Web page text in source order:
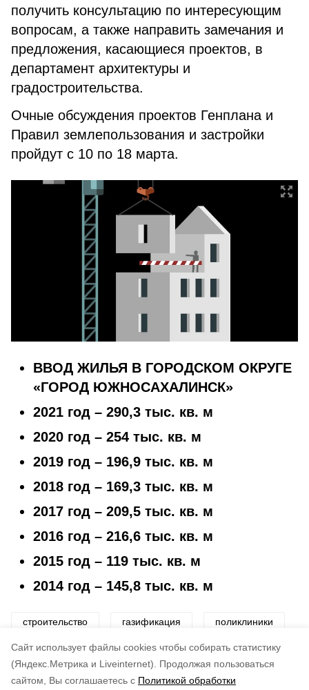
Cайт использует файлы cookies чтобы собирать статистику
(Яндекс.Метрика и Liveinternet).
Продолжая пользоваться
сайтом, Вы соглашаетесь с Политикой обработки
получить консультацию по интересующим
вопросам, а также направить замечания и
предложения, касающиеся проектов, в
департамент архитектуры и
градостроительства.
Очные обсуждения проектов Генплана и
Правил землепользования и застройки
пройдут с 10 по 18 марта.
ВВОД ЖИЛЬЯ В ГОРОДСКОМ ОКРУГЕ
«ГОРОД ЮЖНО­САХАЛИНСК»
2021 год – 290,3 тыс. кв. м
2020 год – 254 тыс. кв. м
2019 год – 196,9 тыс. кв. м
2018 год – 169,3 тыс. кв. м
2017 год – 209,5 тыс. кв. м
2016 год – 216,6 тыс. кв. м
2015 год – 119 тыс. кв. м
2014 год – 145,8 тыс. кв. м
строительство газификация поликлиники
Авторы: Наталья Русинова